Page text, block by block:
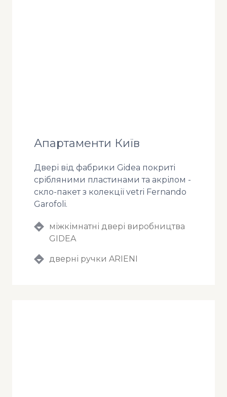
Апартаменти Київ
Двері від фабрики Gidea покриті
срібляними пластинами та акрілом -
скло-пакет з колекції vetri Fernando
Garofoli.
міжкімнатні двері виробництва
GIDEA
дверні ручки ARIENI